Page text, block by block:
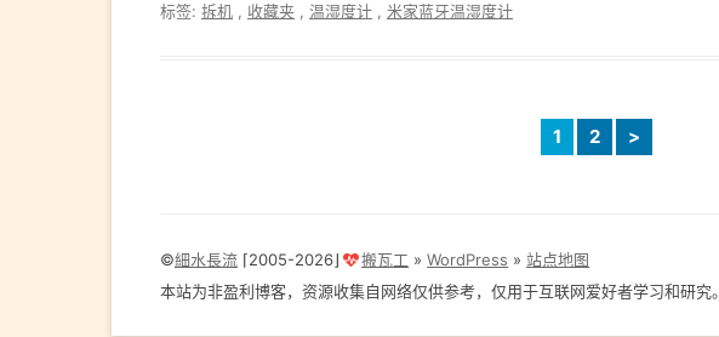
标签: 拆机 收藏夹 温湿度计 米家蓝牙温湿度计
1 2 >
©細水長流 ⌈2005-2026⌋ 搬瓦工 »WordPress »站点地图
本站为非盈利博客，资源收集自网络仅供参考，仅用于互联网爱好者学习和研究。